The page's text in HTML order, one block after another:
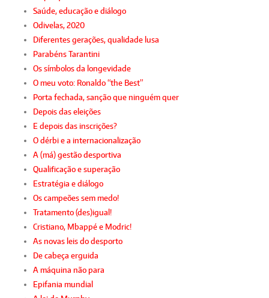
Saúde, educação e diálogo
Odivelas, 2020
Diferentes gerações, qualidade lusa
Parabéns Tarantini
Os símbolos da longevidade
O meu voto: Ronaldo “the Best”
Porta fechada, sanção que ninguém quer
Depois das eleições
E depois das inscrições?
O dérbi e a internacionalização
A (má) gestão desportiva
Qualificação e superação
Estratégia e diálogo
Os campeões sem medo!
Tratamento (des)igual!
Cristiano, Mbappé e Modric!
As novas leis do desporto
De cabeça erguida
A máquina não para
Epifania mundial